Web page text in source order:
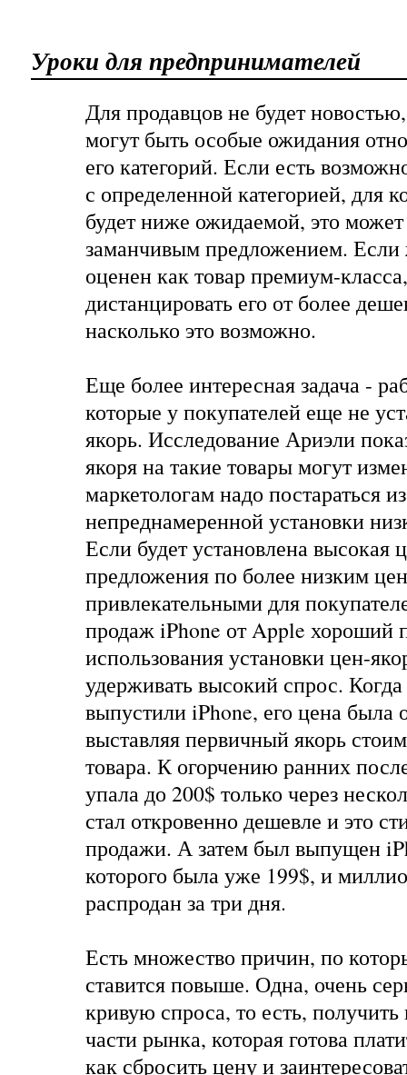
Уроки для предпринимателей
Для продавцов не будет
могут быть особые ожидания
его категорий. Если есть
с определенной категорией, для
будет ниже ожидаемой, это может
заманчивым предложением. Если
оценен как товар премиум-
дистанцировать его от более
насколько это возможно.
Еще более интересная задача -
которые у покупателей еще не
якорь. Исследование Ариэли
якоря на такие товары могут
маркетологам надо постараться
непреднамеренной установки
Если будет установлена высокая
предложения по более низким
привлекательными для
продаж iPhone от Apple хороший
использования установки цен-
удерживать высокий спрос.
выпустили iPhone, его цена была
выставляя первичный якорь
товара. К огорчению ранних
упала до 200$ только через
стал откровенно дешевле и это
продажи. А затем был выпущен
которого была уже 199$, и
распродан за три дня.
Есть множество причин, по
ставится повыше. Одна, очень
кривую спроса, то есть,
части рынка, которая готова
как сбросить цену и